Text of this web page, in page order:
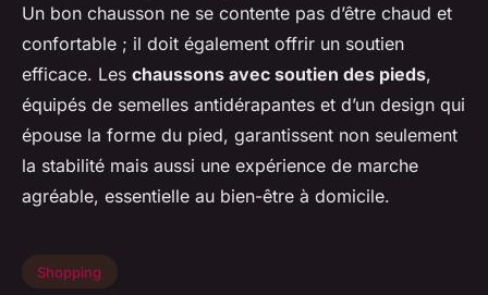
Un bon chausson ne se contente pas d’être chaud et
confortable ; il doit également offrir un soutien
efficace. Les chaussons avec soutien des pieds,
équipés de semelles antidérapantes et d’un design qui
épouse la forme du pied, garantissent non seulement
la stabilité mais aussi une expérience de marche
agréable, essentielle au bien-être à domicile.
Shopping